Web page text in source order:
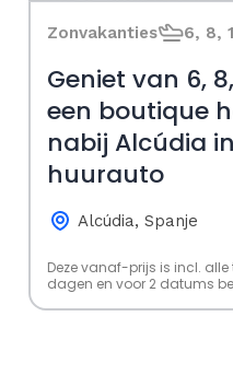
Zonvakanties 6, 8,
Geniet van 6,
een boutique
nabij Alcúdia
huurauto
Alcúdia, Spanje
Deze vanaf-prijs is incl.
dagen en voor 2 datums